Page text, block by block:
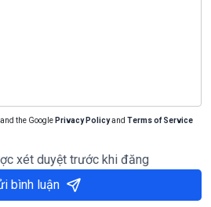
the Google Privacy Policyand Terms of Service
xét duyệt trước khi đăng
bình luận